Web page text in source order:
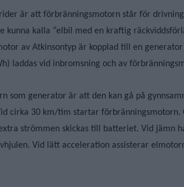
är att förbränningsmotorn står för
kunna kalla ”elbil med en kraftig
av Atkinsontyp är kopplad till en
laddas vid inbromsning och av
som generator är att den kan gå på
cirka 30 km/tim startar förbränningsmotorn.
strömmen skickas till batteriet. Vid jämn
Vid lätt acceleration assisterar